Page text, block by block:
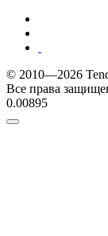
© 2010—2026
Все права
0.00895